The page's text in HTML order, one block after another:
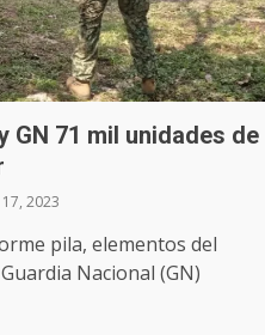
GN 71 mil unidades de
2023
pila, elementos del
Nacional (GN)